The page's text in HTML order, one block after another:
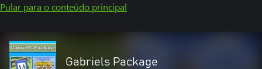
Pular para o conteúdo principal
Gabriels Package